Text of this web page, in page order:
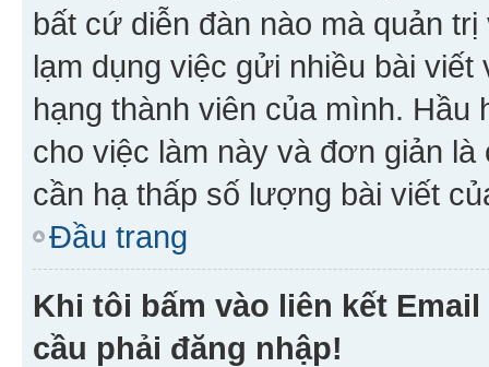
bất cứ diễn đàn nào mà quản
lạm dụng việc gửi nhiều bài
hạng thành viên của mình. Hầu
cho việc làm này và đơn giản
cần hạ thấp số lượng bài viết
Đầu trang
Khi tôi bấm vào liên kết
cầu phải đăng nhập!